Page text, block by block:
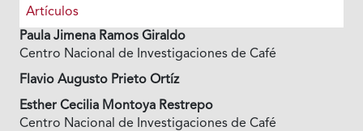
Artículos
Paula Jimena Ramos Giraldo
Centro Nacional de Investigaciones de Café
Flavio Augusto Prieto Ortíz
Esther Cecilia Montoya Restrepo
Centro Nacional de Investigaciones de Café